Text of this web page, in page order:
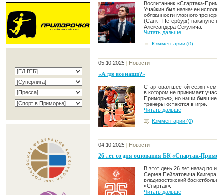
Воспитанник «Спартака-
Учайкин был назначен
обязанности главного
(Санкт-Петербург) накануне
Александера Секулича.
Читать дальше
Комментарии (0)
05.10.2025 | Новости
«А где все наши?»
Стартовал шестой сезон
в котором не принимает
Приморье», но наши бывшие
тренеры остаются в игре.
Читать дальше
Комментарии (0)
04.10.2025 | Новости
26 лет со дня основания БК «Спартак-
В этот день 26 лет назад по
Сергея Пейлатовича
владивостокский
«Спартак».
Читать дальше